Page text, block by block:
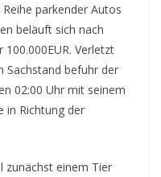
parkender Autos
beläuft sich nach
Verletzt
Sachstand befuhr der
02:00 Uhr mit seinem
in Richtung der
zunächst einem Tier